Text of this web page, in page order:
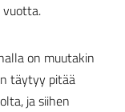
vuotta.
on muutakin
täytyy pitää
ja siihen